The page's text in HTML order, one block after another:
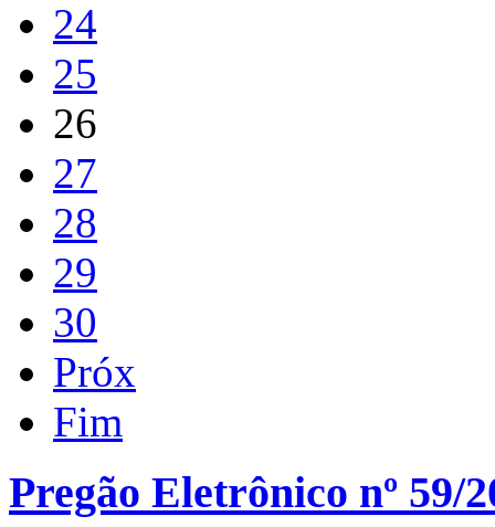
24
25
26
27
28
29
30
Próx
Fim
Pregão Eletrônico nº 59/